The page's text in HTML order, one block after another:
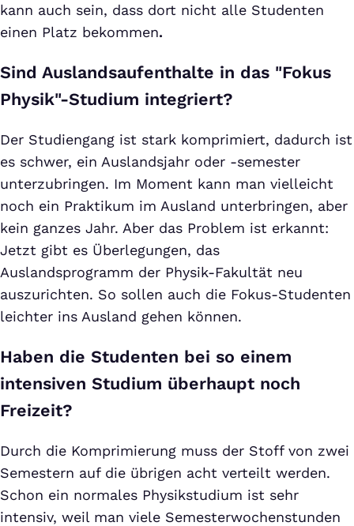
kann auch sein, dass dort nicht alle Studenten
einen Platz bekommen.
Sind Auslandsaufenthalte in das "Fokus
Physik"-Studium integriert?
Der Studiengang ist stark komprimiert, dadurch ist
es schwer, ein Auslandsjahr oder -semester
unterzubringen. Im Moment kann man vielleicht
noch ein Praktikum im Ausland unterbringen, aber
kein ganzes Jahr. Aber das Problem ist erkannt:
Jetzt gibt es Überlegungen, das
Auslandsprogramm der Physik-Fakultät neu
auszurichten. So sollen auch die Fokus-Studenten
leichter ins Ausland gehen können.
Haben die Studenten bei so einem
intensiven Studium überhaupt noch
Freizeit?
Durch die Komprimierung muss der Stoff von zwei
Semestern auf die übrigen acht verteilt werden.
Schon ein normales Physikstudium ist sehr
intensiv, weil man viele Semesterwochenstunden